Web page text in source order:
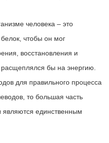
человека – это
чтобы он мог
восстановления и
бы на энергию.
для правильного процесса
то большая часть
являются единственным